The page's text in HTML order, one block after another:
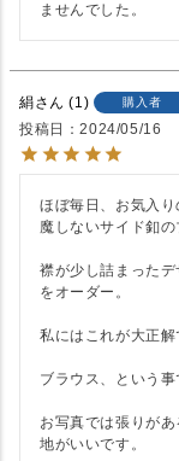
ませんでした。
絹 1 購入者
投稿日
2024/05/16
ほぼ毎日、お気入
魔しないサイド釦の
襟が少し詰まった
をオーダー。
私にはこれが大正解
ブラウス、という事
お写真では張りが
地がいいです。